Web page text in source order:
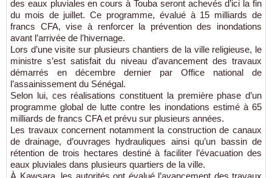
des eaux pluviales en cours à Touba seront achevés d’ici la fin
du mois de juillet. Ce programme, évalué à 15 milliards de
francs CFA, vise à renforcer la prévention des inondations
avant l’arrivée de l’hivernage.
Lors d’une visite sur plusieurs chantiers de la ville religieuse, le
ministre s’est satisfait du niveau d’avancement des travaux
démarrés en décembre dernier par Office national de
l’assainissement du Sénégal.
Selon lui, ces réalisations constituent la première phase d’un
programme global de lutte contre les inondations estimé à 65
milliards de francs CFA et prévu sur plusieurs années.
Les travaux concernent notamment la construction de canaux
de drainage, d’ouvrages hydrauliques ainsi qu’un bassin de
rétention de trois hectares destiné à faciliter l’évacuation des
eaux pluviales dans plusieurs quartiers de la ville.
À Kawsara, les autorités ont évalué l’avancement des travaux